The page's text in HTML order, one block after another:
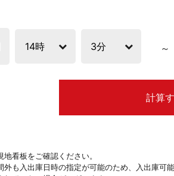
計算
看板をご確認ください。
も入出庫日時の指定が可能のため、入出庫可